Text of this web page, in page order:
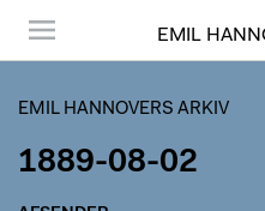
EMIL
EMIL HANNOVERS ARKIV
1889-08-02